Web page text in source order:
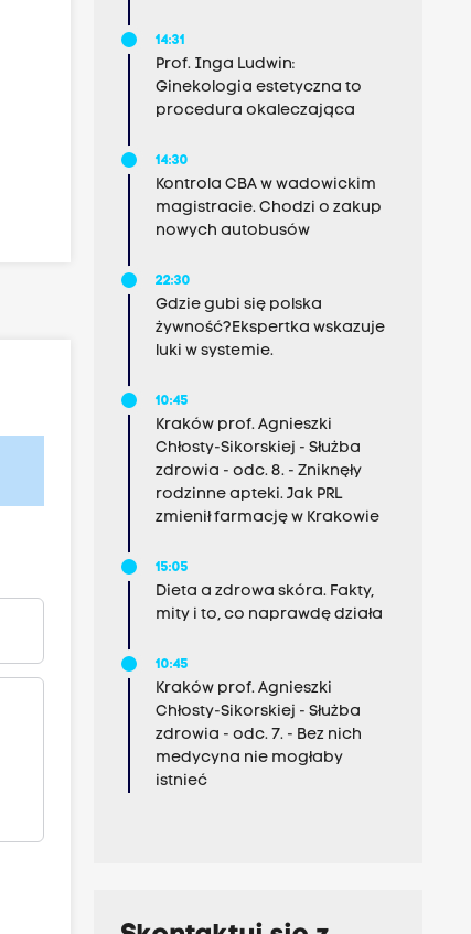
14:31
Prof. Inga Ludwin:
Ginekologia estetyczna to
procedura okaleczająca
14:30
Kontrola CBA w wadowickim
magistracie. Chodzi o zakup
nowych autobusów
22:30
Gdzie gubi się polska
żywność?Ekspertka wskazuje
luki w systemie.
10:45
Kraków prof. Agnieszki
Chłosty-Sikorskiej - Służba
zdrowia - odc. 8. - Zniknęły
rodzinne apteki. Jak PRL
zmienił farmację w Krakowie
15:05
Dieta a zdrowa skóra. Fakty,
mity i to, co naprawdę działa
10:45
Kraków prof. Agnieszki
Chłosty-Sikorskiej - Służba
zdrowia - odc. 7. - Bez nich
medycyna nie mogłaby
istnieć